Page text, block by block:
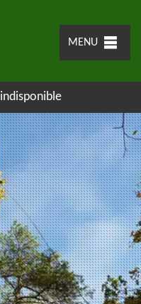
MENU
indisponible